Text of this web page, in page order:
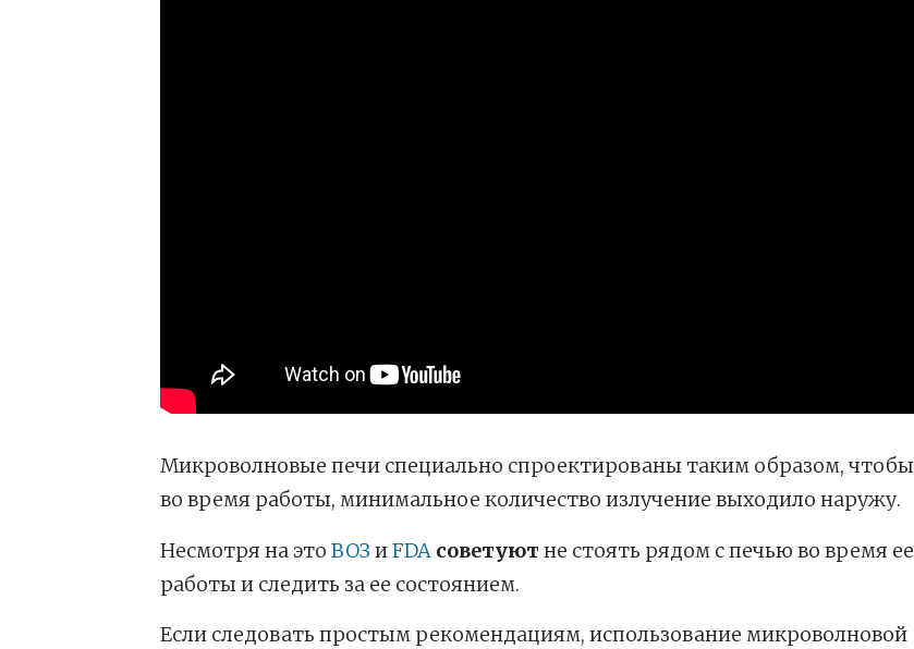
Микроволновые печи специально спроектированы таким образом, чтобы
во время работы, минимальное количество излучение выходило наружу.
Несмотря на это ВОЗ иFDA советуют не стоять рядом с печью во время ее
работы и следить за ее состоянием.
Если следовать простым рекомендациям, использование микроволновой